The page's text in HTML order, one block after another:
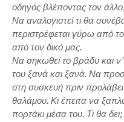
οδηγός βλέποντας τον
Να αναλογιστεί τι θα
περιστρέφεται γύρω από
από τον δικό μας.
Να σηκωθεί το βράδυ και
του ξανά και ξανά. Να
στη συσκευή πριν
θαλάμου. Κι έπειτα να
πορτάκι μέσα του. Τι θα δει;